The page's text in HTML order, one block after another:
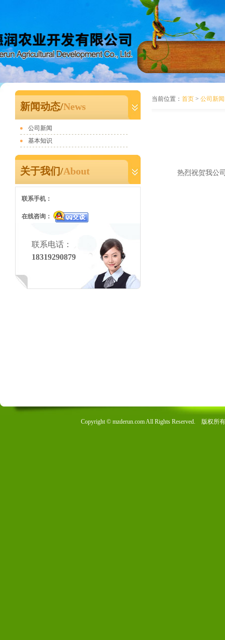
新闻动态/News
公司新闻
基本知识
关于我们/About
联系手机：
在线咨询：
联系电话：
18319290879
当前位置： 首页 > 公司新闻
热烈祝贺我公
Copyright © mzderun.com All Rights Reserved. 版权